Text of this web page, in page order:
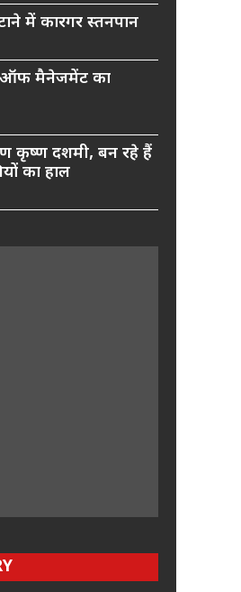
में कारगर स्तनपान
ऑफ मैनेजमेंट का
कृष्ण दशमी, बन रहे हैं
का हाल